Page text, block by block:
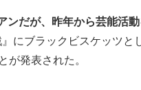
ンだが、昨年から芸能活
にブラックビスケッツと
が発表された。